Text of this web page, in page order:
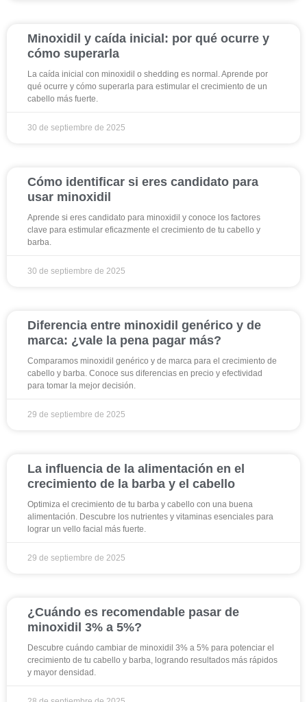
Minoxidil y caída inicial: por qué ocurre y
cómo superarla
La caída inicial con minoxidil o shedding es normal. Aprende por
qué ocurre y cómo superarla para estimular el crecimiento de un
cabello más fuerte.
30 de septiembre de 2025
Cómo identificar si eres candidato para
usar minoxidil
Aprende si eres candidato para minoxidil y conoce los factores
clave para estimular eficazmente el crecimiento de tu cabello y
barba.
30 de septiembre de 2025
Diferencia entre minoxidil genérico y de
marca: ¿vale la pena pagar más?
Comparamos minoxidil genérico y de marca para el crecimiento de
cabello y barba. Conoce sus diferencias en precio y efectividad
para tomar la mejor decisión.
29 de septiembre de 2025
La influencia de la alimentación en el
crecimiento de la barba y el cabello
Optimiza el crecimiento de tu barba y cabello con una buena
alimentación. Descubre los nutrientes y vitaminas esenciales para
lograr un vello facial más fuerte.
29 de septiembre de 2025
¿Cuándo es recomendable pasar de
minoxidil 3% a 5%?
Descubre cuándo cambiar de minoxidil 3% a 5% para potenciar el
crecimiento de tu cabello y barba, logrando resultados más rápidos
y mayor densidad.